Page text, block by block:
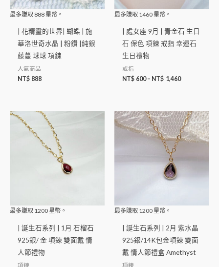
最多賺取 888 星幣。
| 花精靈的世界| 蝴蝶 | 施
華洛世奇水晶 | 粉鑽 |純銀
藤蔓 球球 項鍊
人氣商品
NT$ 888
最多賺取 1460 星幣。
| 處女座 9月 | 青金石 生日
石 保色 項鍊 戒指 幸運石
生日禮物
戒指
NT$ 600– NT$ 1,460
最多賺取 1200 星幣。
| 誕生石系列 | 1月 石榴石
925銀/ 金 項鍊 雙面戴 情
人節禮物
項鍊
最多賺取 1200 星幣。
| 誕生石系列 | 2月 紫水晶
925銀/14K包金項鍊 雙面
戴 情人節禮盒 Amethyst
項鍊